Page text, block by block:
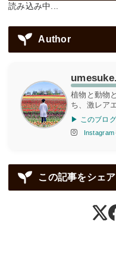
読み込み中...
Author
植物と動物
ち、激レア
▶ このブログ
Instagram
この記事をシェ